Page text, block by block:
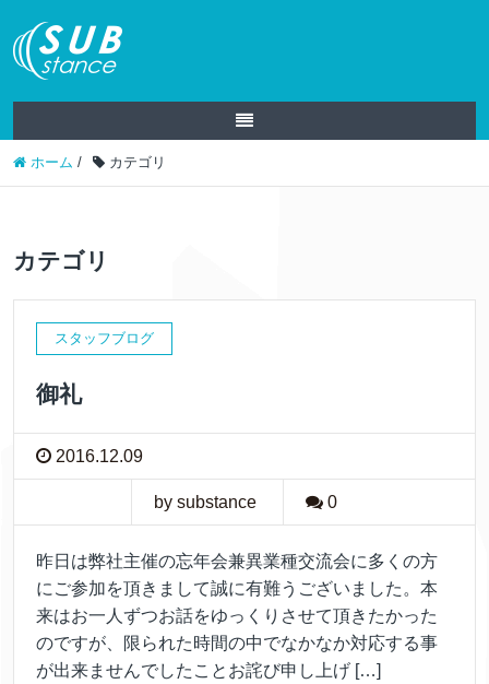
ホーム / カテゴリ
カテゴリ
スタッフブログ
御礼
2016.12.09
by substance 0
昨日は弊社主催の忘年会兼異業種交流会に多くの方
にご参加を頂きまして誠に有難うございました。本
来はお一人ずつお話をゆっくりさせて頂きたかった
のですが、限られた時間の中でなかなか対応する事
が出来ませんでしたことお詫び申し上げ […]